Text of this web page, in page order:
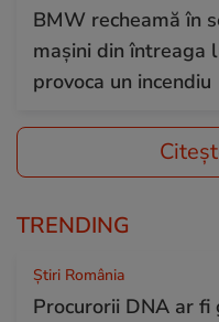
BMW recheamă în
mașini din întreaga
provoca un incendiu
TRENDING
Știri România
Procurorii DNA ar